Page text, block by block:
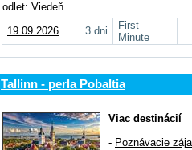
odlet: Viedeň
19.09.2026
3 dni
First
Minute
Tallinn - perla Pobaltia
Viac destinácií
- Poznávacie